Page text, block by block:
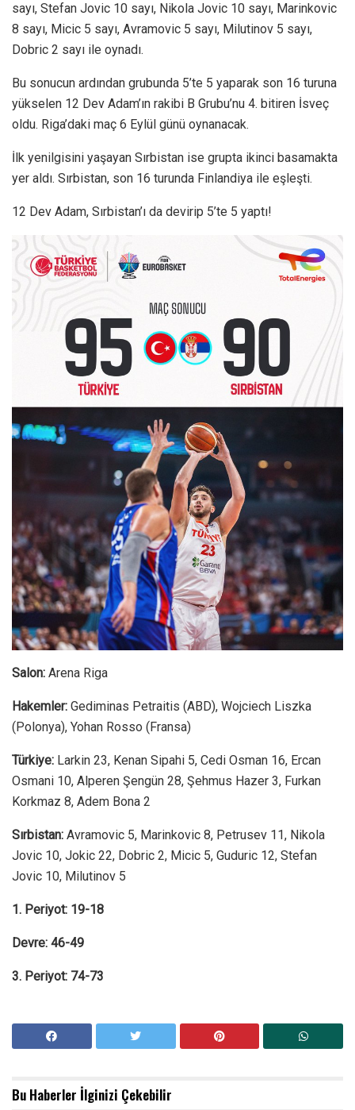
sayı, Stefan Jovic 10 sayı, Nikola Jovic 10 sayı, Marinkovic
8 sayı, Micic 5 sayı, Avramovic 5 sayı, Milutinov 5 sayı,
Dobric 2 sayı ile oynadı.
Bu sonucun ardından grubunda 5’te 5 yaparak son 16 turuna
yükselen 12 Dev Adam’ın rakibi B Grubu’nu 4. bitiren İsveç
oldu. Riga’daki maç 6 Eylül günü oynanacak.
İlk yenilgisini yaşayan Sırbistan ise grupta ikinci basamakta
yer aldı. Sırbistan, son 16 turunda Finlandiya ile eşleşti.
12 Dev Adam, Sırbistan’ı da devirip 5’te 5 yaptı!
Salon: Arena Riga
Hakemler: Gediminas Petraitis (ABD), Wojciech Liszka
(Polonya), Yohan Rosso (Fransa)
Türkiye: Larkin 23, Kenan Sipahi 5, Cedi Osman 16, Ercan
Osmani 10, Alperen Şengün 28, Şehmus Hazer 3, Furkan
Korkmaz 8, Adem Bona 2
Sırbistan: Avramovic 5, Marinkovic 8, Petrusev 11, Nikola
Jovic 10, Jokic 22, Dobric 2, Micic 5, Guduric 12, Stefan
Jovic 10, Milutinov 5
1. Periyot: 19-18
Devre: 46-49
3. Periyot: 74-73
Bu Haberler İlginizi Çekebilir